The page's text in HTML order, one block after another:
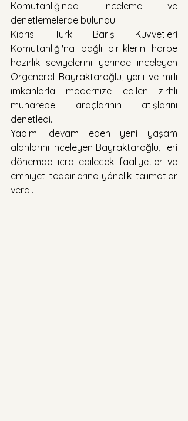
Komutanlığında inceleme ve
denetlemelerde bulundu.
Kıbrıs Türk Barış Kuvvetleri
Komutanlığı'na bağlı birliklerin harbe
hazırlık seviyelerini yerinde inceleyen
Orgeneral Bayraktaroğlu, yerli ve milli
imkanlarla modernize edilen zırhlı
muharebe araçlarının atışlarını
denetledi.
Yapımı devam eden yeni yaşam
alanlarını inceleyen Bayraktaroğlu, ileri
dönemde icra edilecek faaliyetler ve
emniyet tedbirlerine yönelik talimatlar
verdi.